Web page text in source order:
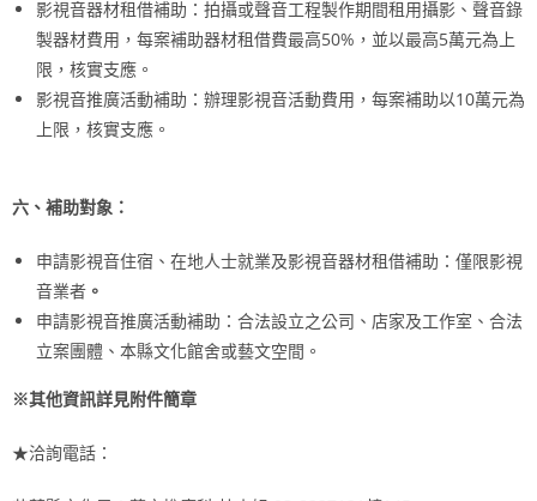
影視音器材租借補助：拍攝或聲音工程製作期間租用攝影、聲音錄
製器材費用，每案補助器材租借費最高50%，並以最高5萬元為上
限，核實支應。
影視音推廣活動補助：辦理影視音活動費用，每案補助以10萬元為
上限，核實支應。
六、補助對象：
申請影視音住宿、在地人士就業及影視音器材租借補助：僅限影視
音業者 。
申請影視音推廣活動補助：合法設立之公司、店家及工作室、合法
立案團體、本縣文化館舍或藝文空間。
※其他資訊詳見附件簡章
★洽詢電話：